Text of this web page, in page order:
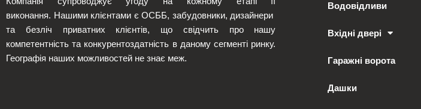
виконання. Нашими клієнтами є ОСББ, забудовники, дизайнери
та безліч приватних клієнтів, що свідчить про нашу
компетентність та конкурентоздатність в даному сегменті ринку.
Географія наших можливостей не знає меж.
Водовідливи
Вхідні двері
Гаражні ворота
Дашки